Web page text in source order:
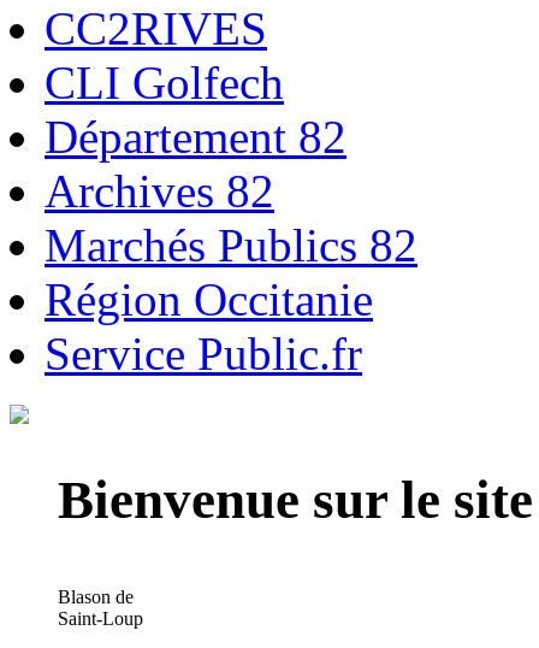
CC2RIVES
CLI Golfech
Département 82
Archives 82
Marchés Publics 82
Région Occitanie
Service Public.fr
Bienvenue sur le
Blason de
Saint-Loup